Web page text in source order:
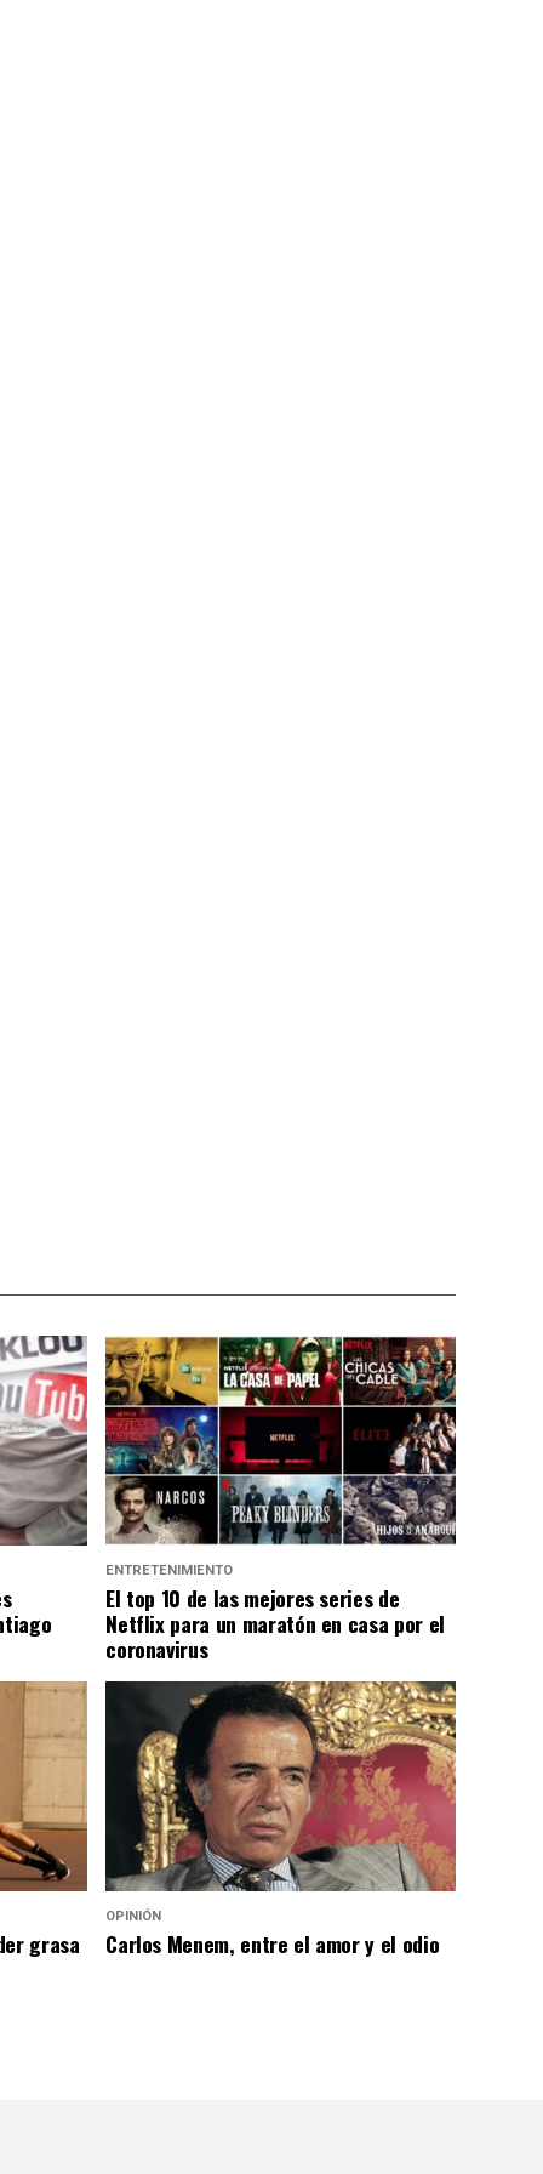
ENTRETENIMIENTO
El top 10 de las mejores series de
Netflix para un maratón en casa por el
coronavirus
grasa
OPINIÓN
Carlos Menem, entre el amor y el odio